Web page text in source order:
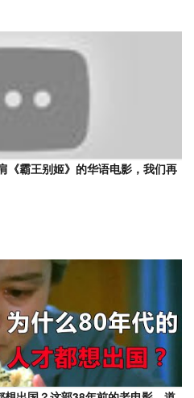
《霸王别姬》的华语电影，我们再